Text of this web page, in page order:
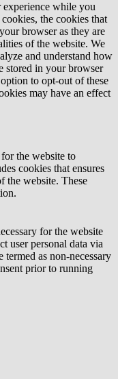
while you
the cookies that
browser as they are
of the website. We
and understand how
stored in your browser
to opt-out of these
may have an effect
the website to
cookies that ensures
the website. These
for the website
user personal data via
termed as non-necessary
prior to running